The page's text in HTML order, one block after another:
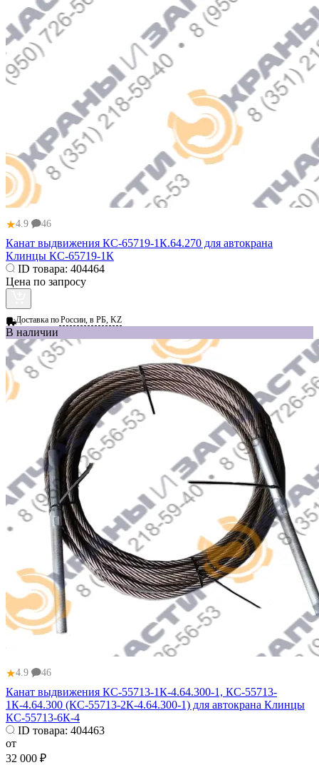
★4.9 46
Канат выдвижения КС-65719-1К.64.270 для автокрана
Клинцы КС-65719-1К
ID товара: 404464
Цена по запросу
Доставка поРоссии, в РБ, KZ
В наличии
★4.9 46
Канат выдвижения КС-55713-1К-4.64.300-1, КС-55713-
1К-4.64.300 (КС-55713-2К-4.64.300-1) для автокрана Клинцы
КС-55713-6К-4
ID товара: 404463
от
32 000 ₽